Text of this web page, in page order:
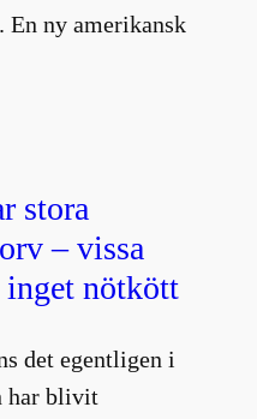
ny amerikansk
stora
– vissa
inget nötkött
det egentligen i
har blivit